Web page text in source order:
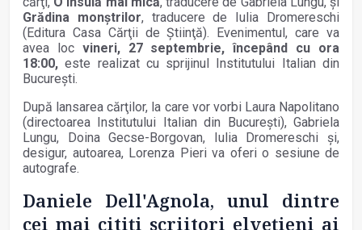
Grădina monştrilor, traducere de Iulia Dromereschi
(Editura Casa Cărţii de Ştiinţă). Evenimentul, care va
avea loc vineri, 27 septembrie, începând cu ora
18:00, este realizat cu sprijinul Institutului Italian din
Bucureşti.
După lansarea cărţilor, la care vor vorbi Laura Napolitano
(directoarea Institutului Italian din Bucureşti), Gabriela
Lungu, Doina Gecse-Borgovan, Iulia Dromereschi şi,
desigur, autoarea, Lorenza Pieri va oferi o sesiune de
autografe.
Daniele Dell'Agnola, unul dintre
cei mai citiţi scriitori elveţieni ai